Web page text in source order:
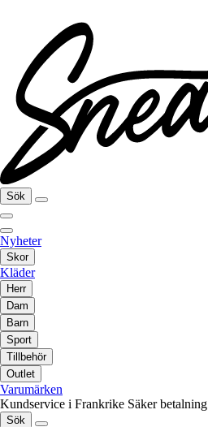
Sök
Nyheter
Skor
Kläder
Herr
Dam
Barn
Sport
Tillbehör
Outlet
Varumärken
Kundservice i Frankrike Säker betalning
Sök